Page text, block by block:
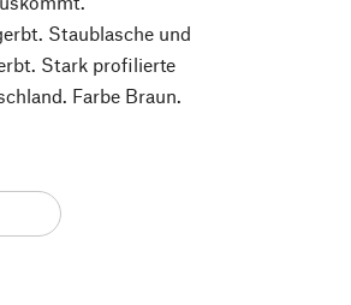
Staublasche und
Stark profilierte
Farbe Braun.